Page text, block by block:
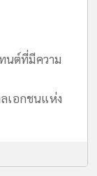
นต์ที่มีความ
เอกชนแห่ง